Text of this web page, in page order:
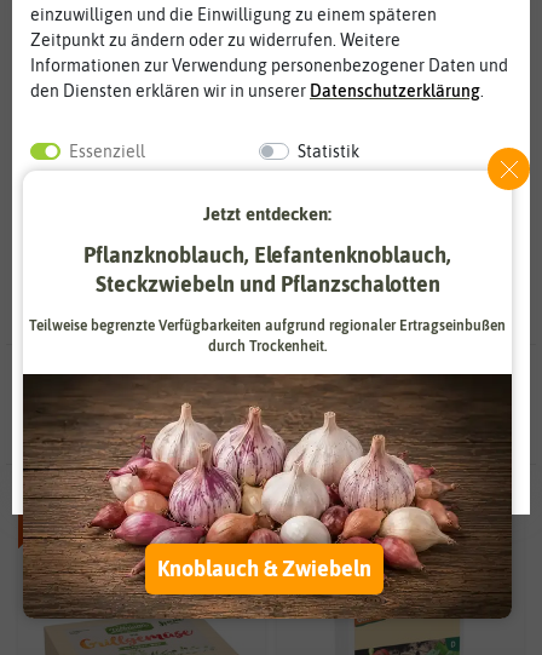
essbaren Blüten über Tomatenraritäten bis hin zum Garten-
Starterset. Die Saatgutmischungen richten sich an
Gartenanfänger:innen, Liebhaber bestimmter Gemüse- und
Blumensorten, Hobbyköche und viele mehr. Viele der Boxen
da sie Samen die richtigen Lagerbedingungen bieten.
58 Ergebnissegefunden in Saatgutboxen
-50% BIO
einzuwilligen und die Einwilligung zu einem späteren
Zeitpunkt zu ändern oder zu widerrufen. Weitere
Informationen zur Verwendung personenbezogener Daten und
den Diensten erklären wir in unserer Daten­schutz­erklärung
Essenziell Statistik
Weitere Einstellungen
Alle akzeptieren
Alle ablehnen
Auswahl akzeptieren
Jetzt entdecken:
Pflanzknoblauch, Elefantenknoblauch,
Steckzwiebeln und Pflanzschalotten
Teilweise begrenzte Verfügbarkeiten aufgrund regionaler Ertragseinbußen
durch Trockenheit.
Knoblauch & Zwiebeln